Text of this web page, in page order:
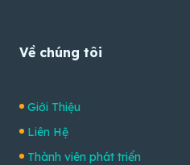
Về chúng tôi
Giới Thiệu
Liên Hệ
Thành viên phát triển